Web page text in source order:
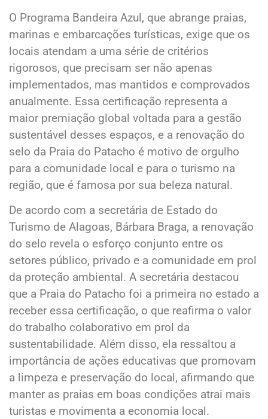
O Programa Bandeira Azul, que abrange praias,
marinas e embarcações turísticas, exige que os
locais atendam a uma série de critérios
rigorosos, que precisam ser não apenas
implementados, mas mantidos e comprovados
anualmente. Essa certificação representa a
maior premiação global voltada para a gestão
sustentável desses espaços, e a renovação do
selo da Praia do Patacho é motivo de orgulho
para a comunidade local e para o turismo na
região, que é famosa por sua beleza natural.
De acordo com a secretária de Estado do
Turismo de Alagoas, Bárbara Braga, a renovação
do selo revela o esforço conjunto entre os
setores público, privado e a comunidade em prol
da proteção ambiental. A secretária destacou
que a Praia do Patacho foi a primeira no estado a
receber essa certificação, o que reafirma o valor
do trabalho colaborativo em prol da
sustentabilidade. Além disso, ela ressaltou a
importância de ações educativas que promovam
a limpeza e preservação do local, afirmando que
manter as praias em boas condições atrai mais
turistas e movimenta a economia local.